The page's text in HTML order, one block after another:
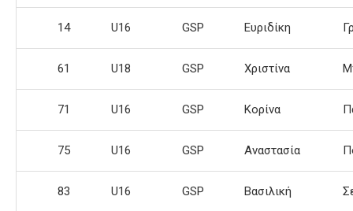
14 U16 GSP Ευριδίκη
61 U18 GSP Χριστίνα
71 U16 GSP Κορίνα
75 U16 GSP Αναστασία
83 U16 GSP Βασιλική